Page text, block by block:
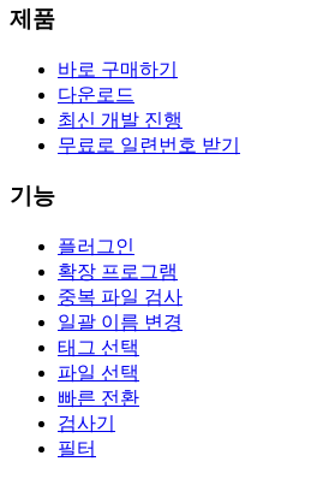
제품
바로 구매하기
다운로드
최신 개발 진행
무료로 일련번호 받기
기능
플러그인
확장 프로그램
중복 파일 검사
일괄 이름 변경
태그 선택
파일 선택
빠른 전환
검사기
필터